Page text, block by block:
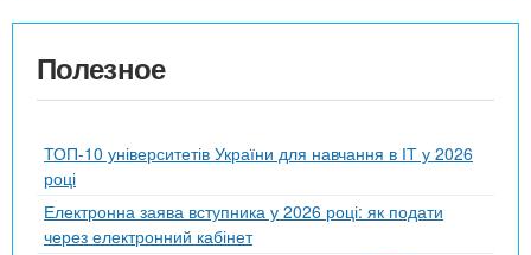
Полезное
ТОП-10 університетів України для навчання в ІТ у 2026
році
Електронна заява вступника у 2026 році: як подати
через електронний кабінет